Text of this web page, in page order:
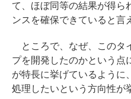
て、ほぼ同等の結果が得ら
ンスを確保できていると言
ところで、なぜ、このタ
プを開発したのかという点
が特長に挙げているように
処理したいという方向性が